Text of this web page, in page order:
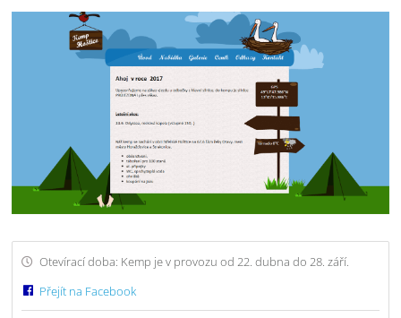
Otevírací doba: Kemp je v provozu od 22. dubna do 28. září.
Přejít na Facebook